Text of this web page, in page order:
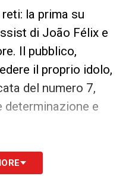
la prima su
di João Félix e
Il pubblico,
il proprio idolo,
del numero 7,
determinazione e
assist